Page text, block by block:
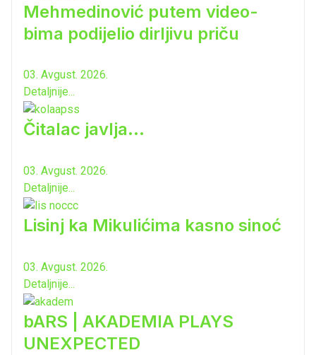
Mehmedinović putem video-
bima podijelio dirljivu priču
03. Avgust. 2026.
Detaljnije...
Čitalac javlja...
03. Avgust. 2026.
Detaljnije...
Lisinj ka Mikulićima kasno sinoć
03. Avgust. 2026.
Detaljnije...
bARS | AKADEMIA PLAYS
UNEXPECTED